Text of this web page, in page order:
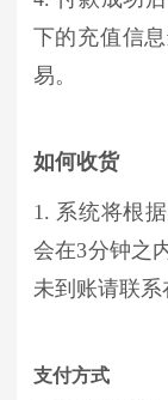
下的充值信
易。
如何收货
1. 系统将根
会在3分钟之
未到账请联系
支付方式